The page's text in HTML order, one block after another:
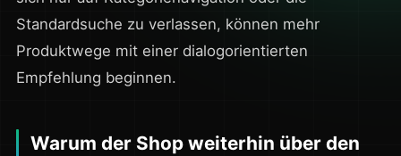
Standardsuche zu verlassen, können mehr
Produktwege mit einer dialogorientierten
Empfehlung beginnen.
Warum der Shop weiterhin über den